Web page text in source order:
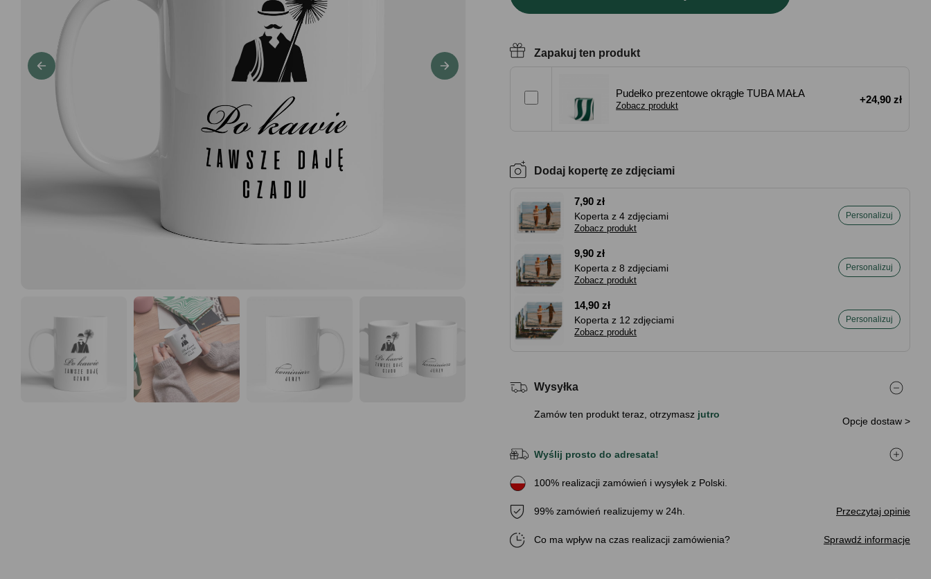
Zapakuj ten produkt
Pudełko prezentowe okrągłe TUBA MAŁA
Zobacz produkt
+24,90 zł
Dodaj kopertę ze zdjęciami
7,90 zł
Koperta z 4 zdjęciami
Zobacz produkt
Personalizuj
9,90 zł
Koperta z 8 zdjęciami
Zobacz produkt
Personalizuj
14,90 zł
Koperta z 12 zdjęciami
Zobacz produkt
Personalizuj
Wysyłka
Zamów ten produkt teraz, otrzymasz jutro
Opcje dostaw >
Wyślij prosto do adresata!
100% realizacji zamówień i wysyłek z Polski.
99% zamówień realizujemy w 24h. Przeczytaj opinie
Co ma wpływ na czas realizacji zamówienia Sprawdź informacje